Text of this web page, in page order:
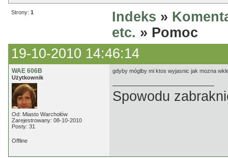
Strony: 1 Indeks »
etc. » Pomoc
19-10-2010 14:46:14
WAE 606B
Użytkownik
Od: Miasto Warchołów
Zarejestrowany: 08-10-2010
Posty: 31
gdyby móglby mi ktos wyjasnic jak mozna
Spowodu
Offline